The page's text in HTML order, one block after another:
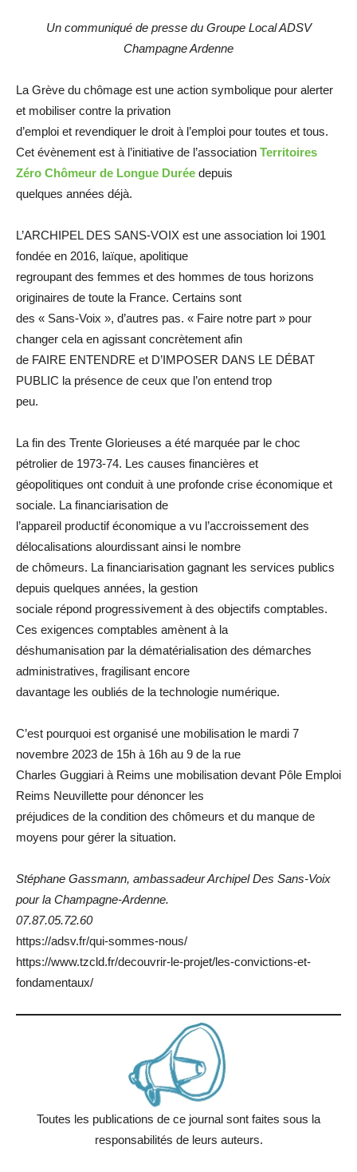
Un communiqué de presse du Groupe Local ADSV
Champagne Ardenne
La Grève du chômage est une action symbolique pour alerter
et mobiliser contre la privation
d’emploi et revendiquer le droit à l’emploi pour toutes et tous.
Cet évènement est à l’initiative de l’association Territoires
Zéro Chômeur de Longue Durée depuis
quelques années déjà.
L’ARCHIPEL DES SANS-VOIX est une association loi 1901
fondée en 2016, laïque, apolitique
regroupant des femmes et des hommes de tous horizons
originaires de toute la France. Certains sont
des « Sans-Voix », d’autres pas. « Faire notre part » pour
changer cela en agissant concrètement afin
de FAIRE ENTENDRE et D’IMPOSER DANS LE DÉBAT
PUBLIC la présence de ceux que l’on entend trop
peu.
La fin des Trente Glorieuses a été marquée par le choc
pétrolier de 1973-74. Les causes financières et
géopolitiques ont conduit à une profonde crise économique et
sociale. La financiarisation de
l’appareil productif économique a vu l’accroissement des
délocalisations alourdissant ainsi le nombre
de chômeurs. La financiarisation gagnant les services publics
depuis quelques années, la gestion
sociale répond progressivement à des objectifs comptables.
Ces exigences comptables amènent à la
déshumanisation par la dématérialisation des démarches
administratives, fragilisant encore
davantage les oubliés de la technologie numérique.
C’est pourquoi est organisé une mobilisation le mardi 7
novembre 2023 de 15h à 16h au 9 de la rue
Charles Guggiari à Reims une mobilisation devant Pôle Emploi
Reims Neuvillette pour dénoncer les
préjudices de la condition des chômeurs et du manque de
moyens pour gérer la situation.
Stéphane Gassmann, ambassadeur Archipel Des Sans-Voix
pour la Champagne-Ardenne.
07.87.05.72.60
https://adsv.fr/qui-sommes-nous/
https://www.tzcld.fr/decouvrir-le-projet/les-convictions-et-
fondamentaux/
Toutes les publications de ce journal sont faites sous la
responsabilités de leurs auteurs.